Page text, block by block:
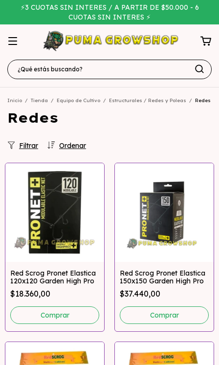
⚡3 CUOTAS SIN INTERES / A PARTIR DE $50.000 - 6
CUOTAS SIN INTERES ⚡
Inicio / Tienda / Equipo de Cultivo / Estructurales / Redes y Poleas / Redes
Redes
Ordenar
Filtrar
Red Scrog Pronet Elastica
120x120 Garden High Pro
$18.360,00
Red Scrog Pronet Elastica
150x150 Garden High Pro
$37.440,00